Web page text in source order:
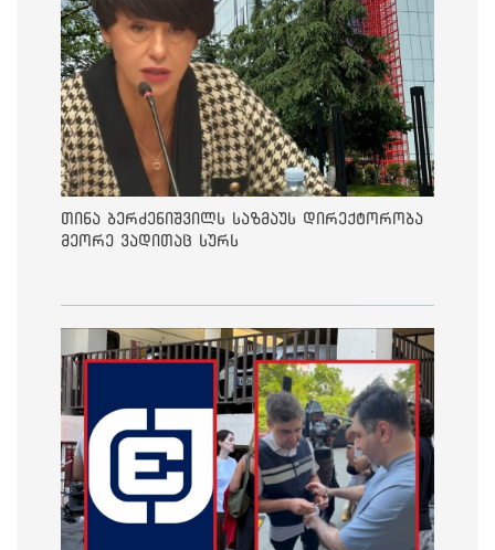
თინა ბერძენიშვილს საზმაუს დირექტორობა
მეორე ვადითაც სურს